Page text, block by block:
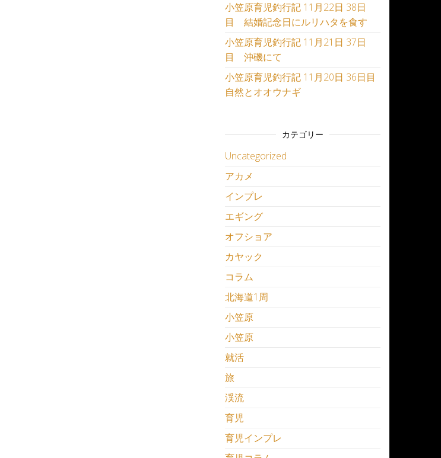
小笠原育児釣行記 11月22日 38日
目 結婚記念日にルリハタを食す
小笠原育児釣行記 11月21日 37日
目 沖磯にて
小笠原育児釣行記 11月20日 36日目
自然とオオウナギ
カテゴリー
Uncategorized
アカメ
インプレ
エギング
オフショア
カヤック
コラム
北海道1周
小笠原
小笠原
就活
旅
渓流
育児
育児インプレ